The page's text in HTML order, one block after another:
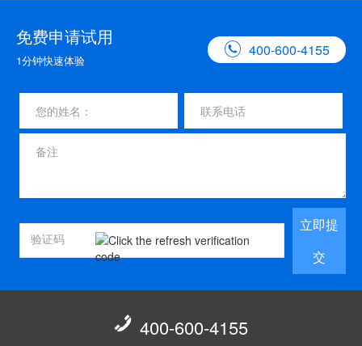
免费申请试用
1分钟快速体验
 400-600-4155
立即提
交
 400-600-4155